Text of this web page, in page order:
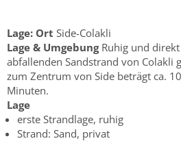
Lage: Ort Side-Colakli
Lage & UmgebungRuhig und
abfallenden Sandstrand von Colakli
zum Zentrum von Side beträgt ca.
Minuten.
Lage
erste Strandlage, ruhig
Strand: Sand, privat